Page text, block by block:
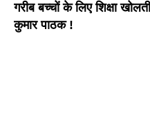
गरीब बच्चों के लिए शिक्षा
कुमार पाठक !